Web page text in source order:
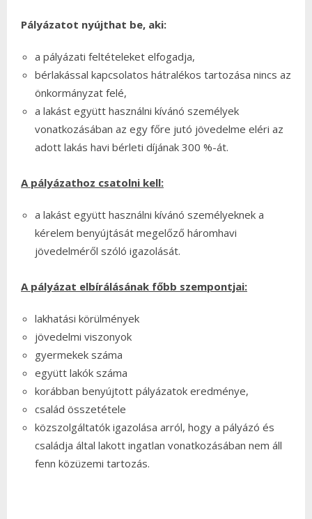
Pályázatot nyújthat be, aki:
a pályázati feltételeket elfogadja,
bérlakással kapcsolatos hátralékos tartozása nincs az
önkormányzat felé,
a lakást együtt használni kívánó személyek
vonatkozásában az egy főre jutó jövedelme eléri az
adott lakás havi bérleti díjának 300 %-át.
A pályázathoz csatolni kell:
a lakást együtt használni kívánó személyeknek a
kérelem benyújtását megelőző háromhavi
jövedelméről szóló igazolását.
A pályázat elbírálásának főbb szempontjai:
lakhatási körülmények
jövedelmi viszonyok
gyermekek száma
együtt lakók száma
korábban benyújtott pályázatok eredménye,
család összetétele
közszolgáltatók igazolása arról, hogy a pályázó és
családja által lakott ingatlan vonatkozásában nem áll
fenn közüzemi tartozás.